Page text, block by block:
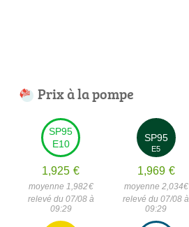
Prix à la pompe
SP95
E10
1,925 €
moyenne 1,982€
relevé du 07/08 à
09:29
SP95
E5
1,969 €
moyenne 2,034€
relevé du 07/08 à
09:29